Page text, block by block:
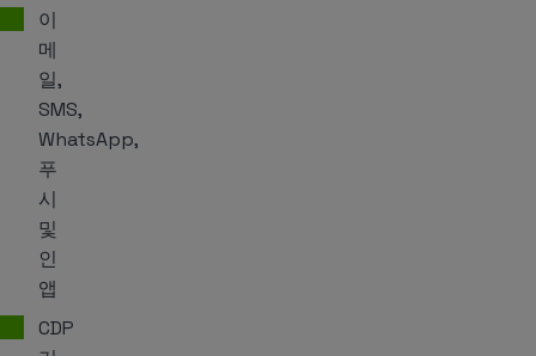
이
메
일,
SMS,
WhatsApp,
푸
시
및
인
앱
CDP